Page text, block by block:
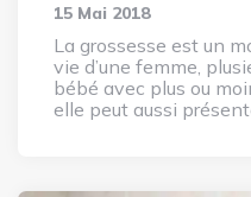
15 Mai 2018
La grossesse est un
vie d’une femme,
bébé avec plus ou
elle peut aussi